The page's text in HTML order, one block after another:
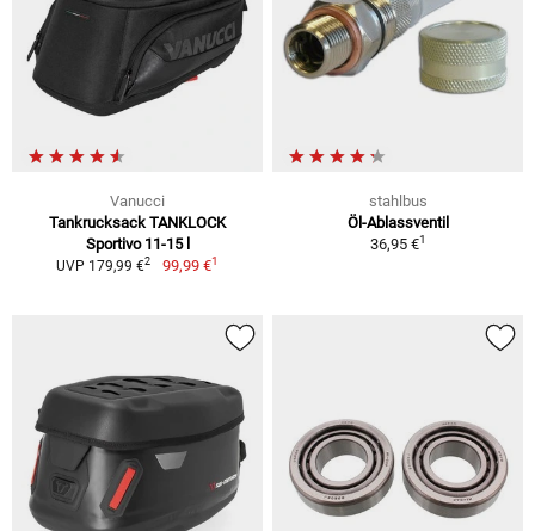
Vanucci
Tankrucksack TANKLOCK
Sportivo 11-15 l
UVP 179,99 €2 99,99 €1
stahlbus
Öl-Ablassventil
36,95 €1